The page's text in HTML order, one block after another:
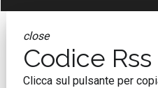
close
Codice Rss
Clicca sul pulsante per